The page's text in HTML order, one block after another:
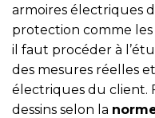
armoires électriques
protection comme les
il faut procéder à
des mesures réelles
électriques du client.
dessins selon la